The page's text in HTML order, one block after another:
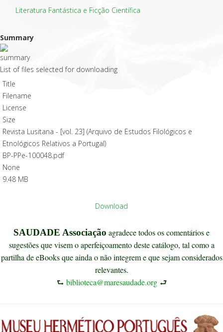
Literatura Fantástica e Ficção Científica
Summary
List of files selected for downloading
Title
Filename
License
Size
Revista Lusitana - [vol. 23] (Arquivo de Estudos Filológicos e
Etnológicos Relativos a Portugal)
BP-PPe-100048.pdf
None
9.48 MB
Download
SAUDADE Associação agradece todos os comentários e
sugestões que visem o aperfeiçoamento deste catálogo, tal como a
partilha de eBooks que ainda o não integrem e que sejam considerados
relevantes.
⮑ biblioteca@maresaudade.org⮐